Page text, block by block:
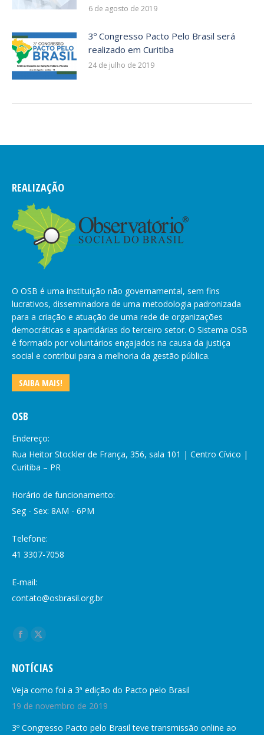
6 de agosto de 2019
3º Congresso Pacto Pelo Brasil será
realizado em Curitiba
24 de julho de 2019
REALIZAÇÃO
O OSB é uma instituição não governamental, sem fins
lucrativos, disseminadora de uma metodologia padronizada
para a criação e atuação de uma rede de organizações
democráticas e apartidárias do terceiro setor. O Sistema OSB
é formado por voluntários engajados na causa da justiça
social e contribui para a melhoria da gestão pública.
SAIBA MAIS!
OSB
Endereço:
Rua Heitor Stockler de França, 356, sala 101 | Centro Cívico |
Curitiba – PR
Horário de funcionamento:
Seg - Sex: 8AM - 6PM
Telefone:
41 3307-7058
E-mail:
contato@osbrasil.org.br
Encontre-nos em:
NOTÍCIAS
Veja como foi a 3ª edição do Pacto pelo Brasil
19 de novembro de 2019
3º Congresso Pacto pelo Brasil teve transmissão online ao